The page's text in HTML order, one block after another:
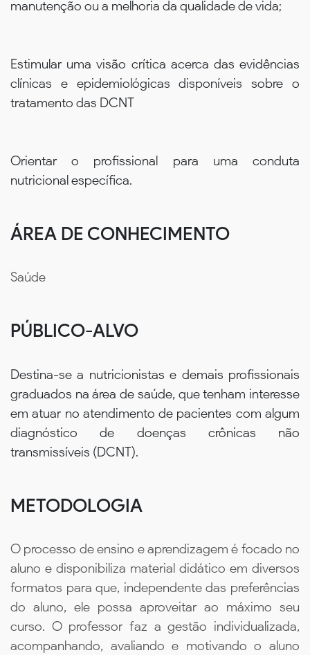
manutenção ou a melhoria da qualidade de vida;
Estimular uma visão crítica acerca das evidências
clínicas e epidemiológicas disponíveis sobre o
tratamento das DCNT
Orientar o profissional para uma conduta
nutricional específica.
ÁREA DE CONHECIMENTO
Saúde
PÚBLICO-ALVO
Destina-se a nutricionistas e demais profissionais
graduados na área de saúde, que tenham interesse
em atuar no atendimento de pacientes com algum
diagnóstico de doenças crônicas não
transmissíveis (DCNT).
METODOLOGIA
O processo de ensino e aprendizagem é focado no
aluno e disponibiliza material didático em diversos
formatos para que, independente das preferências
do aluno, ele possa aproveitar ao máximo seu
curso. O professor faz a gestão individualizada,
acompanhando, avaliando e motivando o aluno